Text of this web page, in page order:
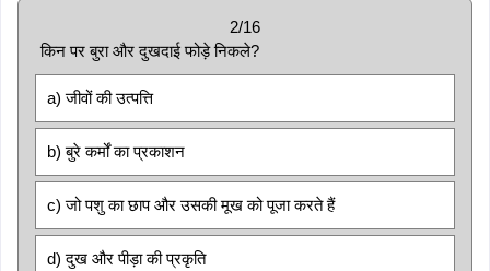
2/16
किन पर बुरा और दुखदाई फोड़े निकले?
a) जीवों की उत्पत्ति
b) बुरे कर्मों का प्रकाशन
c) जो पशु का छाप और उसकी मूख को पूजा करते हैं
d) दुख और पीड़ा की प्रकृति